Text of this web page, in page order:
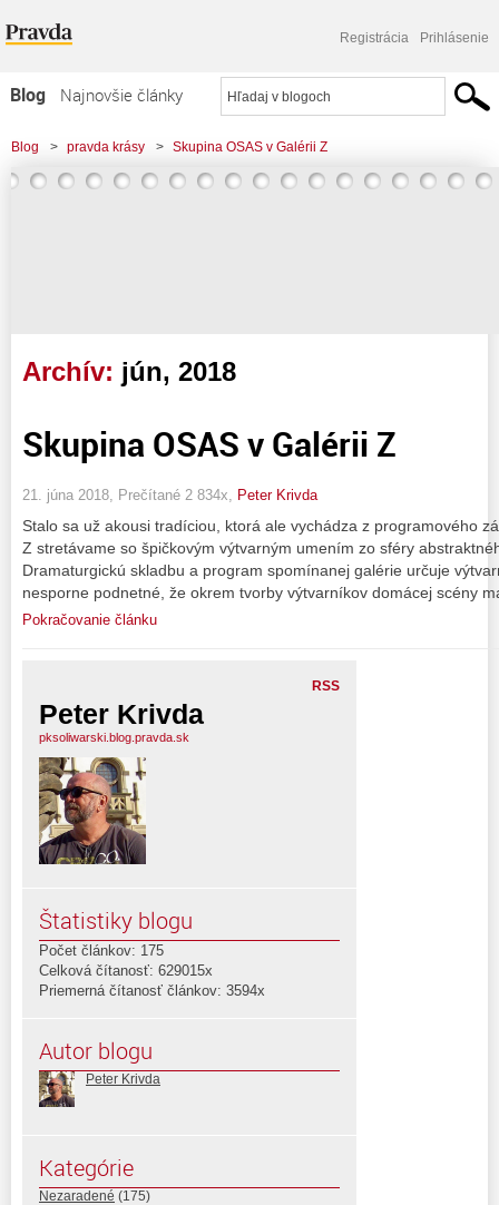
Registrácia Prihlásenie
Blog
Najnovšie články
Najčítanejšie články
Najkomentovanejšie články
Blog > pravda krásy > Skupina OSAS v Galérii Z
Archív: jún, 2018
Skupina OSAS v Galérii Z
21. júna 2018, Prečítané 2 834x, Peter Krivda
Stalo sa už akousi tradíciou, ktorá ale vychádza z programového
Z stretávame so špičkovým výtvarným umením zo sféry
Dramaturgickú skladbu a program spomínanej galérie určuje
nesporne podnetné, že okrem tvorby výtvarníkov domácej scény
Pokračovanie článku
RSS
Peter Krivda
pksoliwarski.blog.pravda.sk
Štatistiky blogu
Počet článkov: 175
Celková čítanosť: 629015x
Priemerná čítanosť článkov: 3594x
Autor blogu
Peter Krivda
Kategórie
Nezaradené (175)